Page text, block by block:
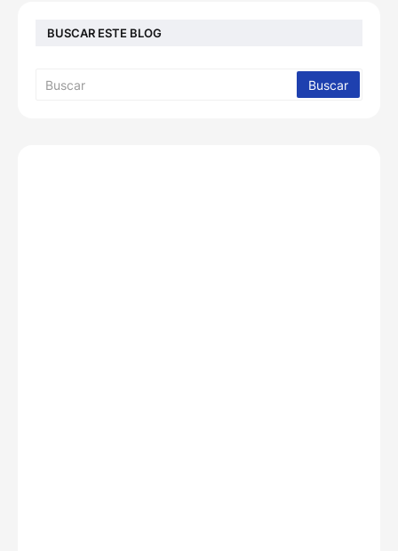
BUSCAR ESTE BLOG